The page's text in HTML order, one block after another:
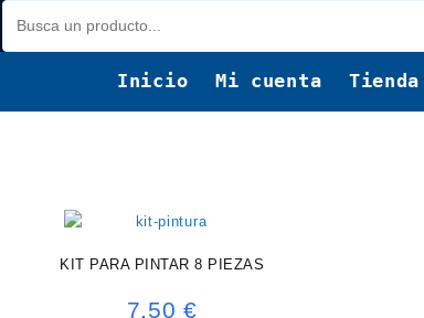
Inicio Mi cuenta Tienda
KIT PARA PINTAR 8 PIEZAS
7,50€